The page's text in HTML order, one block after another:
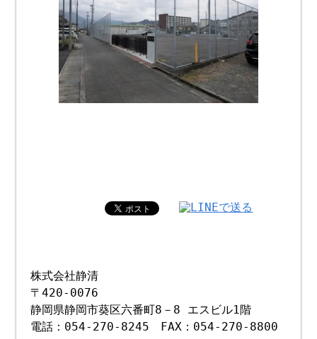
株式会社静清
〒420-0076
静岡県静岡市葵区六番町8－8 エスビル1階
電話：054-270-8245 FAX：054-270-8800